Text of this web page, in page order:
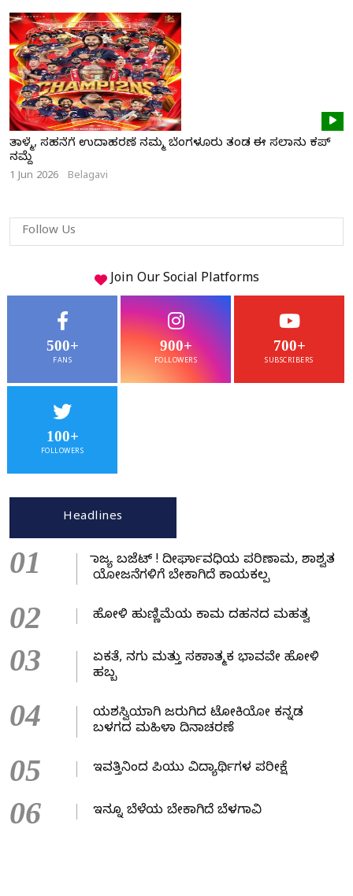
ತಾಳ್ಮೆ, ಸಹನೆಗೆ ಉದಾಹರಣೆ ನಮ್ಮ ಬೆಂಗಳೂರು ತಂಡ ಈ ಸಲಾನು ಕಪ್
ನಮ್ದೆ
1 Jun 2026 Belagavi
Follow Us
Join Our Social Platforms
500+
FANS
900+
FOLLOWERS
700+
SUBSCRIBERS
100+
FOLLOWERS
Headlines
01
ರಾಜ್ಯ ಬಜೆಟ್ ! ದೀರ್ಘಾವಧಿಯ ಪರಿಣಾಮ, ಶಾಶ್ವತ
ಯೋಜನೆಗಳಿಗೆ ಬೇಕಾಗಿದೆ ಕಾಯಕಲ್ಪ
02 ಹೋಳಿ ಹುಣ್ಣಿಮೆಯ ಕಾಮ ದಹನದ ಮಹತ್ವ
03
ಏಕತೆ, ನಗು ಮತ್ತು ಸಕಾರಾತ್ಮಕ ಭಾವವೇ ಹೋಳಿ
ಹಬ್ಬ
04
ಯಶಸ್ವಿಯಾಗಿ ಜರುಗಿದ ಟೋಕಿಯೋ ಕನ್ನಡ
ಬಳಗದ ಮಹಿಳಾ ದಿನಾಚರಣೆ
05 ಇವತ್ತಿನಿಂದ ಪಿಯು ವಿದ್ಯಾರ್ಥಿಗಳ ಪರೀಕ್ಷೆ
06 ಇನ್ನೂ ಬೆಳೆಯ ಬೇಕಾಗಿದೆ ಬೆಳಗಾವಿ